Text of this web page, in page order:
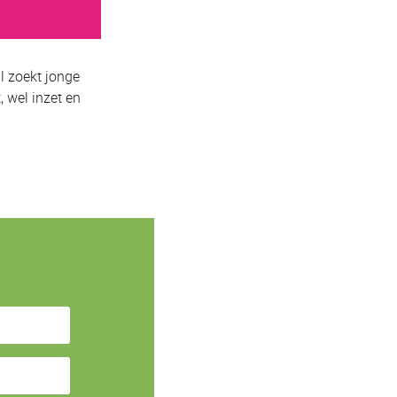
zoekt jonge
wel inzet en